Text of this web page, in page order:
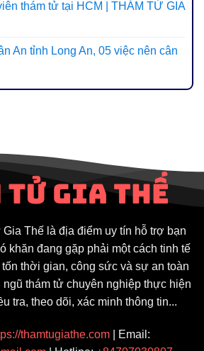
thám tử tại HCM | THÁM TỬ GIA
An tỉnh Long An, 05 việc nên cân
Thế là địa điểm uy tín hỗ trợ bạn
khăn đang gặp phải một cách tinh tế
thời gian, công sức và sự an toàn
thám tử chuyên nghiệp thực hiện
tra, theo dõi, xác minh thông tin...
thamtugiathe.com| Email: